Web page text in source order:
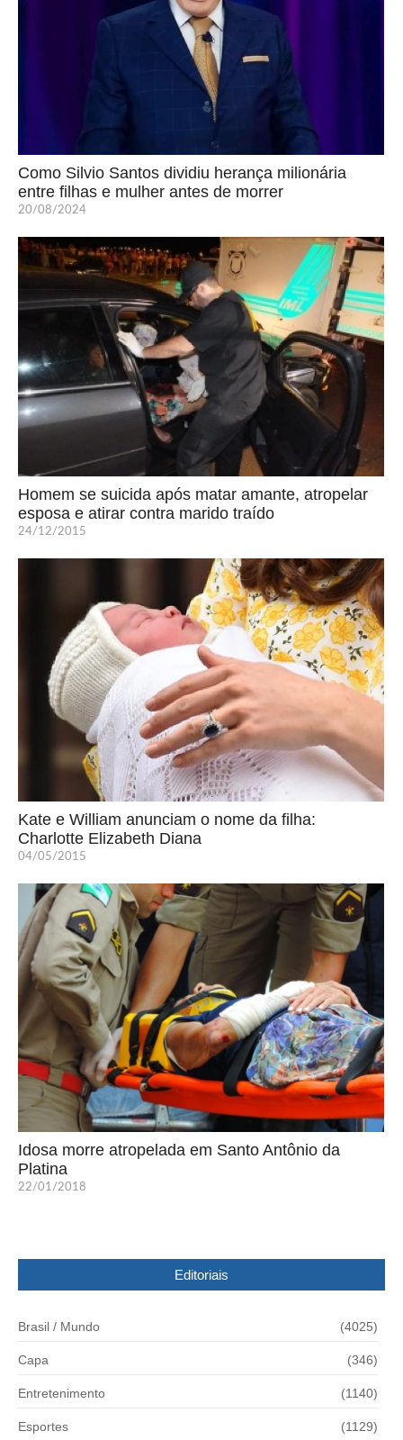
Como Silvio Santos dividiu herança milionária
entre filhas e mulher antes de morrer
20/08/2024
Homem se suicida após matar amante, atropelar
esposa e atirar contra marido traído
24/12/2015
Kate e William anunciam o nome da filha:
Charlotte Elizabeth Diana
04/05/2015
Idosa morre atropelada em Santo Antônio da
Platina
22/01/2018
Editoriais
Brasil / Mundo (4025)
Capa (346)
Entretenimento (1140)
Esportes (1129)